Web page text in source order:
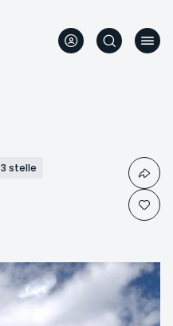
3 stelle